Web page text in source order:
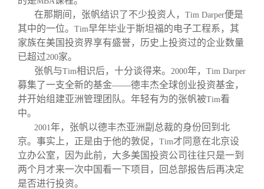
在那期间，张帆结识了不少投资人， Tim Darper便是
其中的一位。 Tim早年毕业于斯坦福的电子工程系，其
家族在美国投资界享有盛誉，历史上投资过的企业数量
已超过200家。
张帆与Tim相识后，十分谈得来。 2000年， Tim Darper
募集了一支全新的基金——德丰杰全球创业投资基金，
并开始组建亚洲管理团队。年轻有为的张帆被Tim看
中。
2001年，张帆以德丰杰亚洲副总裁的身份回到北
京。事实上，正是由于他的敦促， Tim才同意在北京设
立办公室，因为此前，大多美国投资公司往往只是一到
两个月才来一次中国看一下项目，回总部报告后再决定
是否进行投资。